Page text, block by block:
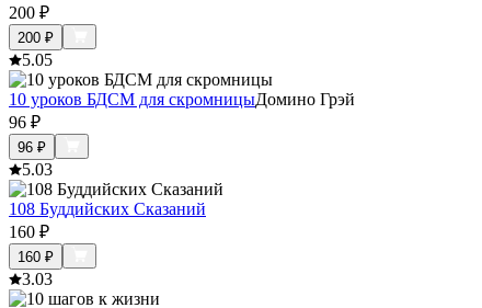
200 ₽
200 ₽
5.05
10 уроков БДСМ для скромницыДомино Грэй
96 ₽
96 ₽
5.03
108 Буддийских Сказаний
160 ₽
160 ₽
3.03